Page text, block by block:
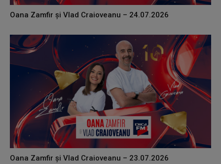
Oana Zamfir și Vlad Craioveanu – 24.07.2026
Oana Zamfir și Vlad Craioveanu – 23.07.2026